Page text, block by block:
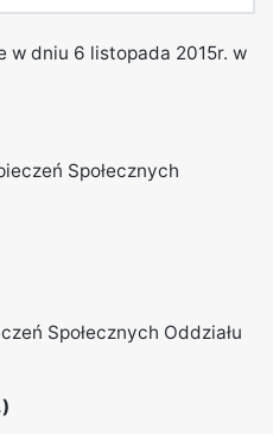
w dniu 6 listopada 2015r. w
Społecznych
Społecznych Oddziału